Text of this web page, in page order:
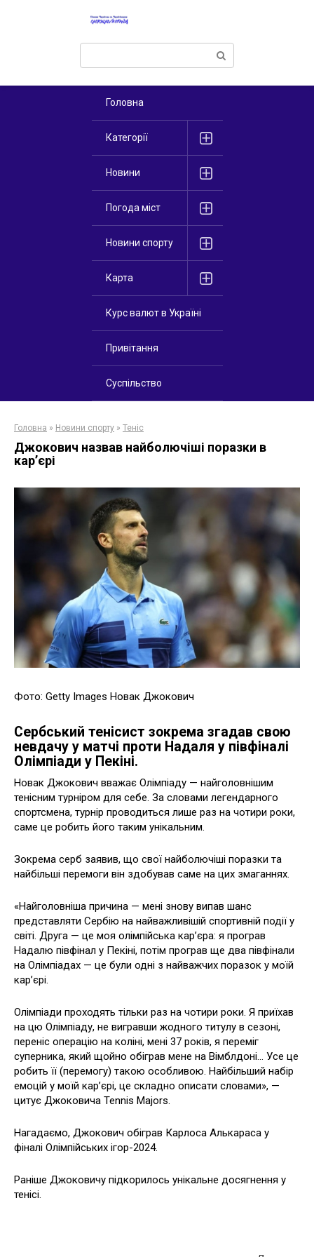
Поиск:
Головна
Категорії
Новини
Погода міст
Новини спорту
Карта
Курс валют в Україні
Привітання
Суспільство
Головна » Новини спорту » Теніс
Джокович назвав найболючіші поразки в
кар’єрі
Фото: Getty Images Новак Джокович
Сербський тенісист зокрема згадав свою
невдачу у матчі проти Надаля у півфіналі
Олімпіади у Пекіні.
Новак Джокович вважає Олімпіаду — найголовнішим
тенісним турніром для себе. За словами легендарного
спортсмена, турнір проводиться лише раз на чотири роки,
саме це робить його таким унікальним.
Зокрема серб заявив, що свої найболючіші поразки та
найбільші перемоги він здобував саме на цих змаганнях.
«Найголовніша причина — мені знову випав шанс
представляти Сербію на найважливішій спортивній події у
світі. Друга — це моя олімпійська кар’єра: я програв
Надалю півфінал у Пекіні, потім програв ще два півфінали
на Олімпіадах — це були одні з найважчих поразок у моїй
кар’єрі.
Олімпіади проходять тільки раз на чотири роки. Я приїхав
на цю Олімпіаду, не вигравши жодного титулу в сезоні,
переніс операцію на коліні, мені 37 років, я переміг
суперника, який щойно обіграв мене на Вімблдоні… Усе це
робить її (перемогу) такою особливою. Найбільший набір
емоцій у моїй кар’єрі, це складно описати словами», —
цитує Джоковича Tennis Majors.
Нагадаємо, Джокович обіграв Карлоса Алькараса у
фіналі Олімпійських ігор-2024.
Раніше Джоковичу підкорилось унікальне досягнення у
тенісі.